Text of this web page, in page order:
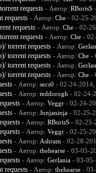
requests - Автор: RBorisS-
requests - Автор: Che- 02-25-
requests - Автор: Che- 02-
requests - Автор: Che- 02-
torrent requests - Автор:
torrent requests - Автор: Che-
torrent requests - Автор:
torrent requests - Автор: Che-
- Автор: secs0 - 02-24-
- Автор: teddorogh - 02-24-
- Автор: Veggr- 02-24-
- Автор: Jonjaninja- 02-25-
- Автор: RBorisS- 02-25-
- Автор: Veggr- 02-25-
- Автор: Ashram - 02-28-
- Автор: thehearse- 03-05-
- Автор: Gerlania- 03-05-
requests - Автор: thehearse- 03-